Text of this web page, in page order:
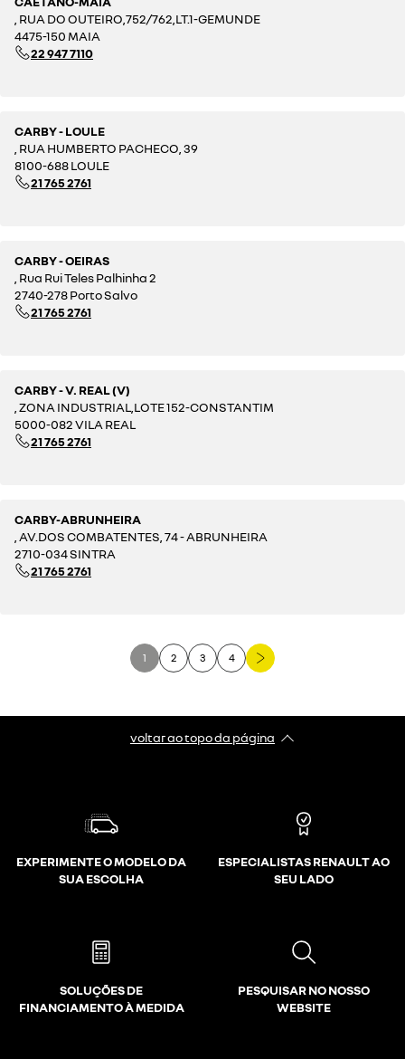
, RUA DO OUTEIRO,752/762,LT.1-GEMUNDE
4475-150 MAIA
22 947 7110
CARBY - LOULE
, RUA HUMBERTO PACHECO, 39
8100-688 LOULE
21 765 2761
CARBY - OEIRAS
, Rua Rui Teles Palhinha 2
2740-278 Porto Salvo
21 765 2761
CARBY - V. REAL (V)
, ZONA INDUSTRIAL,LOTE 152-CONSTANTIM
5000-082 VILA REAL
21 765 2761
CARBY-ABRUNHEIRA
, AV.DOS COMBATENTES, 74 - ABRUNHEIRA
2710-034 SINTRA
21 765 2761
1 2 3 4
voltar ao topo da página
EXPERIMENTE O MODELO DA
SUA ESCOLHA
ESPECIALISTAS RENAULT AO
SEU LADO
SOLUÇÕES DE
FINANCIAMENTO À MEDIDA
PESQUISAR NO NOSSO
WEBSITE